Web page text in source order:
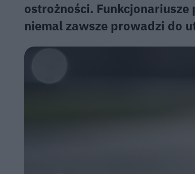
ostrożności.
niemal zawsze prowadzi do